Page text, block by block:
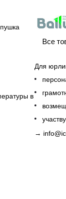
в
Все
Для
→